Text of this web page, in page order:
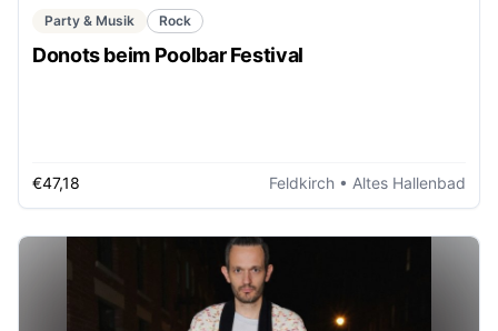
Party & Musik
Rock
Donots beim Poolbar Festival
€47,18 Feldkirch • Altes Hallenbad